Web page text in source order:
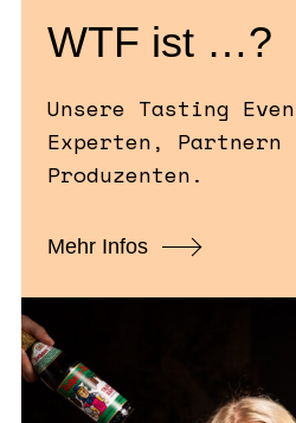
WTF ist …?
Unsere Tasting
Experten, Partnern
Produzenten.
Mehr Infos